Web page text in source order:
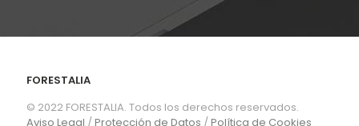
FORESTALIA
© 2022 FORESTALIA. Todos los derechos reservados.
Aviso Legal / Protección de Datos / Política de Cookies